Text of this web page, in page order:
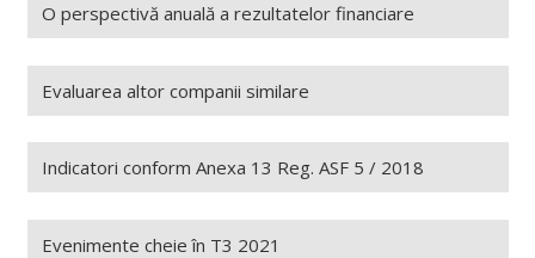
O perspectivă anuală a rezultatelor financiare
Evaluarea altor companii similare
Indicatori conform Anexa 13 Reg. ASF 5 / 2018
Evenimente cheie în T3 2021